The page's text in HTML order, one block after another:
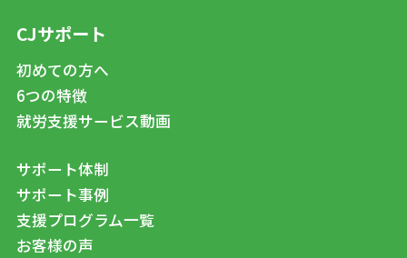
CJサポート
初めての方へ
6つの特徴
就労支援サービス動画
サポート体制
サポート事例
支援プログラム一覧
お客様の声